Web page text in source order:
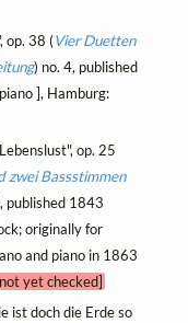
op. 38 (Vier Duetten
) no. 4, published
], Hamburg:
op. 25
zwei Bassstimmen
published 1843
originally for
and piano in 1863
yet checked]
ist doch die Erde so